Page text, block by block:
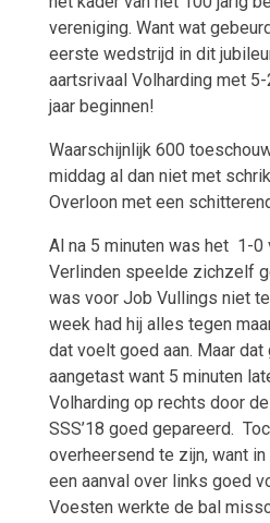
vereniging. Want wat
eerste wedstrijd in dit
aartsrivaal Volharding met
jaar beginnen!
Waarschijnlijk 600
middag al dan niet met
Overloon met een
Al na 5 minuten was het 1-0
Verlinden speelde zichzelf
was voor Job Vullings niet
week had hij alles tegen
dat voelt goed aan. Maar
aangetast want 5 minuten
Volharding op rechts door
SSS’18 goed gepareerd.
overheersend te zijn, want in
een aanval over links goed
Voesten werkte de bal